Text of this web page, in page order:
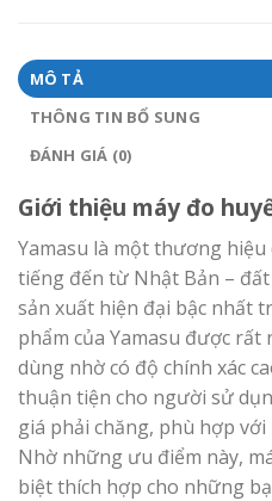
MÔ TẢ
THÔNG TIN BỔ SUNG
ĐÁNH GIÁ (0)
Giới thiệu máy đo
Yamasu là một thương
tiếng đến từ Nhật Bản –
sản xuất hiện đại bậc nhất
phẩm của Yamasu được
dùng nhờ có độ chính xác
thuận tiện cho người sử
giá phải chăng, phù hợp
Nhờ những ưu điểm này,
biệt thích hợp cho những